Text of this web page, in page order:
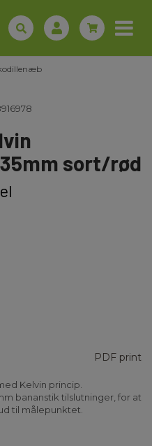
sort/rød
PDF print
Kelvin princip.
bananstik tilslutninger, for at
til målepunktet.